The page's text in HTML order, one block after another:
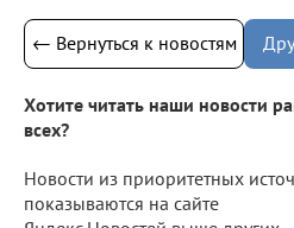
← Вернуться к новостям
Хотите читать наши новости
всех?
Новости из приоритетных
показываются на сайте